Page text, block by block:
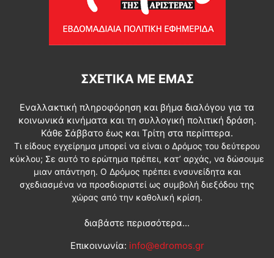
ΣΧΕΤΙΚΆ ΜΕ ΕΜΆΣ
Εναλλακτική πληροφόρηση και βήμα διαλόγου για τα
κοινωνικά κινήματα και τη συλλογική πολιτική δράση.
Κάθε Σάββατο έως και Τρίτη στα περίπτερα.
Τι είδους εγχείρημα μπορεί να είναι ο Δρόμος του δεύτερου
κύκλου; Σε αυτό το ερώτημα πρέπει, κατ’ αρχάς, να δώσουμε
μιαν απάντηση. Ο Δρόμος πρέπει ενσυνείδητα και
σχεδιασμένα να προσδιοριστεί ως συμβολή διεξόδου της
χώρας από την καθολική κρίση.
διαβάστε περισσότερα...
Επικοινωνία: info@edromos.gr